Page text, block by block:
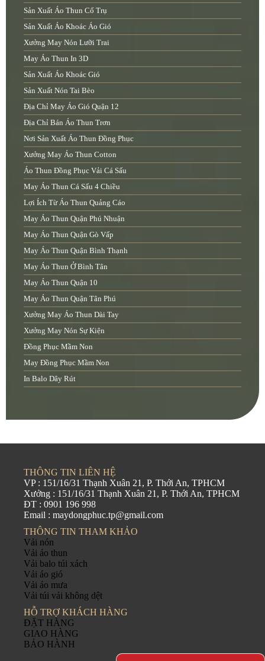
Sản Xuất Áo Thun Cổ Trụ
Sản Xuất Áo Khoác Áo Gió
Xưởng May Nón Lưỡi Trai
May Áo Thun In 3D
Sản Xuất Áo Khoác Gió
Sản Xuất Nón Tai Bèo
Địa Chỉ May Áo Gió Quận 12
Địa Chỉ Bán Áo Thun Trơn
Nơi Sản Xuất Áo Thun Đồng Phục
Xưởng May Áo Thun Cotton
Áo Thun Đồng Phục Vải Cá Sấu
May Áo Thun Cá Sấu 4 Chiều
Lợi Ích Từ Áo Thun Quảng Cáo
May Áo Thun Quận Phú Nhuận
May Áo Thun Quận Gò Vấp
May Áo Thun Quận Bình Thạnh
May Áo Thun Ở Bình Tân
May Áo Thun Quận 10
May Áo Thun Quận Tân Phú
Xưởng May Áo Thun Dài Tay
Xưởng May Nón Sự Kiện
Đồng Phục Mầm Non
May Đồng Phục Mầm Non
In Balo Dây Rút
THÔNG TIN LIÊN HỆ
VP : 151/16/31 Thạnh Xuân 21, P. Thới An, TPHCM
Xưởng : 151/16/31 Thạnh Xuân 21, P. Thới An, TPHCM
ĐT : 0901 196 998
Email : maydongphuc.tp@gmail.com
THÔNG TIN THAM KHẢO
Vải nón
Vải áo thun
Vải balo túi xách
Vải áo gió
Vải áo mưa
Vải túi vải không dệt
HỖ TRỢ KHÁCH HÀNG
ĐẶT HÀNG
GIAO HÀNG
BẢO HÀNH